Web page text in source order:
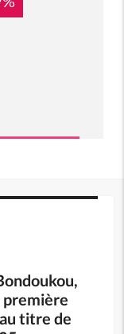
première
titre de